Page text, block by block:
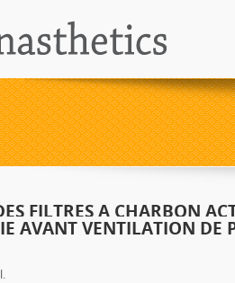
FILTRES A CHARBON
AVANT VENTILATION DE